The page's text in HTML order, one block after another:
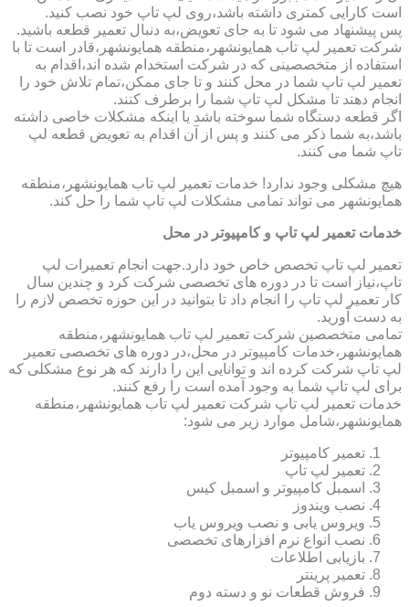
است کارایی کمتری داشته باشد،روی لپ تاپ خود نصب کنید.
پس پیشنهاد می شود تا به جای تعویض،به دنبال تعمیر قطعه باشید.
شرکت تعمیر لپ تاب همایونشهر،منطقه همایونشهر،قادر است تا با
استفاده از متخصصینی که در شرکت استخدام شده اند،اقدام به
تعمیر لپ تاپ شما در محل کنند و تا جای ممکن،تمام تلاش خود را
انجام دهند تا مشکل لپ تاپ شما را برطرف کنند.
اگر قطعه دستگاه شما سوخته باشد یا اینکه مشکلات خاصی داشته
باشد،به شما ذکر می کنند و پس از آن اقدام به تعویض قطعه لپ
تاپ شما می کنند.
هیچ مشکلی وجود ندارد! خدمات تعمیر لپ تاب همایونشهر،منطقه
همایونشهر می تواند تمامی مشکلات لپ تاپ شما را حل کند.
خدمات تعمیر لپ تاپ و کامپیوتر در محل
تعمیر لپ تاپ تخصص خاص خود دارد.جهت انجام تعمیرات لپ
تاپ،نیاز است تا در دوره های تخصصی شرکت کرد و چندین سال
کار تعمیر لپ تاپ را انجام داد تا بتوانید در این حوزه تخصص لازم را
به دست آورید.
تمامی متخصصین شرکت تعمیر لپ تاب همایونشهر،منطقه
همایونشهر،خدمات کامپیوتر در محل،در دوره های تخصصی تعمیر
لپ تاپ شرکت کرده اند و توانایی این را دارند که هر نوع مشکلی که
برای لپ تاپ شما به وجود آمده است را رفع کنند.
خدمات تعمیر لپ تاپ شرکت تعمیر لپ تاب همایونشهر،منطقه
همایونشهر،شامل موارد زیر می شود:
تعمیر کامپیوتر
تعمیر لپ تاپ
اسمبل کامپیوتر و اسمبل کیس
نصب ویندوز
ویروس یابی و نصب ویروس یاب
نصب انواع نرم افزارهای تخصصی
بازیابی اطلاعات
تعمیر پرینتر
فروش قطعات نو و دسته دوم